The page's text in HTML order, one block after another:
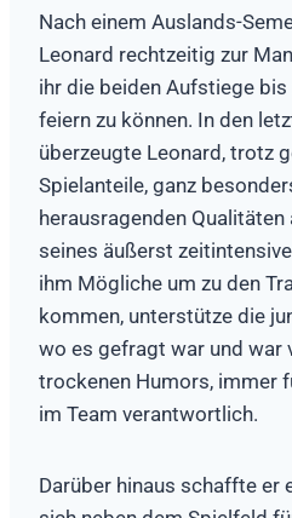
Nach einem Auslands-
Leonard rechtzeitig zur
ihr die beiden Aufstiege
feiern zu können. In den
überzeugte Leonard, trotz
Spielanteile, ganz
herausragenden
seines äußerst
ihm Mögliche um zu den
kommen, unterstütze die
wo es gefragt war und war
trockenen Humors, immer
im Team verantwortlich.
Darüber hinaus schaffte er